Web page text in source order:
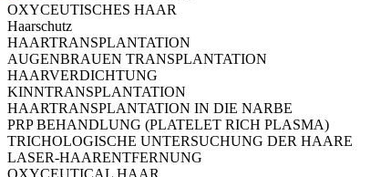
OXYCEUTISCHES HAAR
Haarschutz
HAARTRANSPLANTATION
AUGENBRAUEN TRANSPLANTATION
HAARVERDICHTUNG
KINNTRANSPLANTATION
HAARTRANSPLANTATION IN DIE NARBE
PRP BEHANDLUNG (PLATELET RICH PLASMA)
TRICHOLOGISCHE UNTERSUCHUNG DER HAARE
LASER-HAARENTFERNUNG
OXYCEUTICAL HAAR